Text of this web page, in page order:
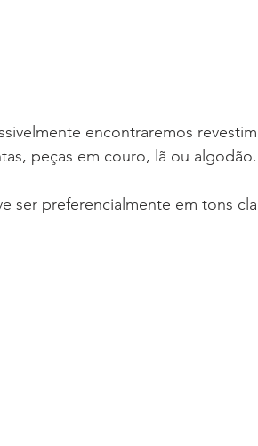
encontraremos
ser preferencialmente em tons